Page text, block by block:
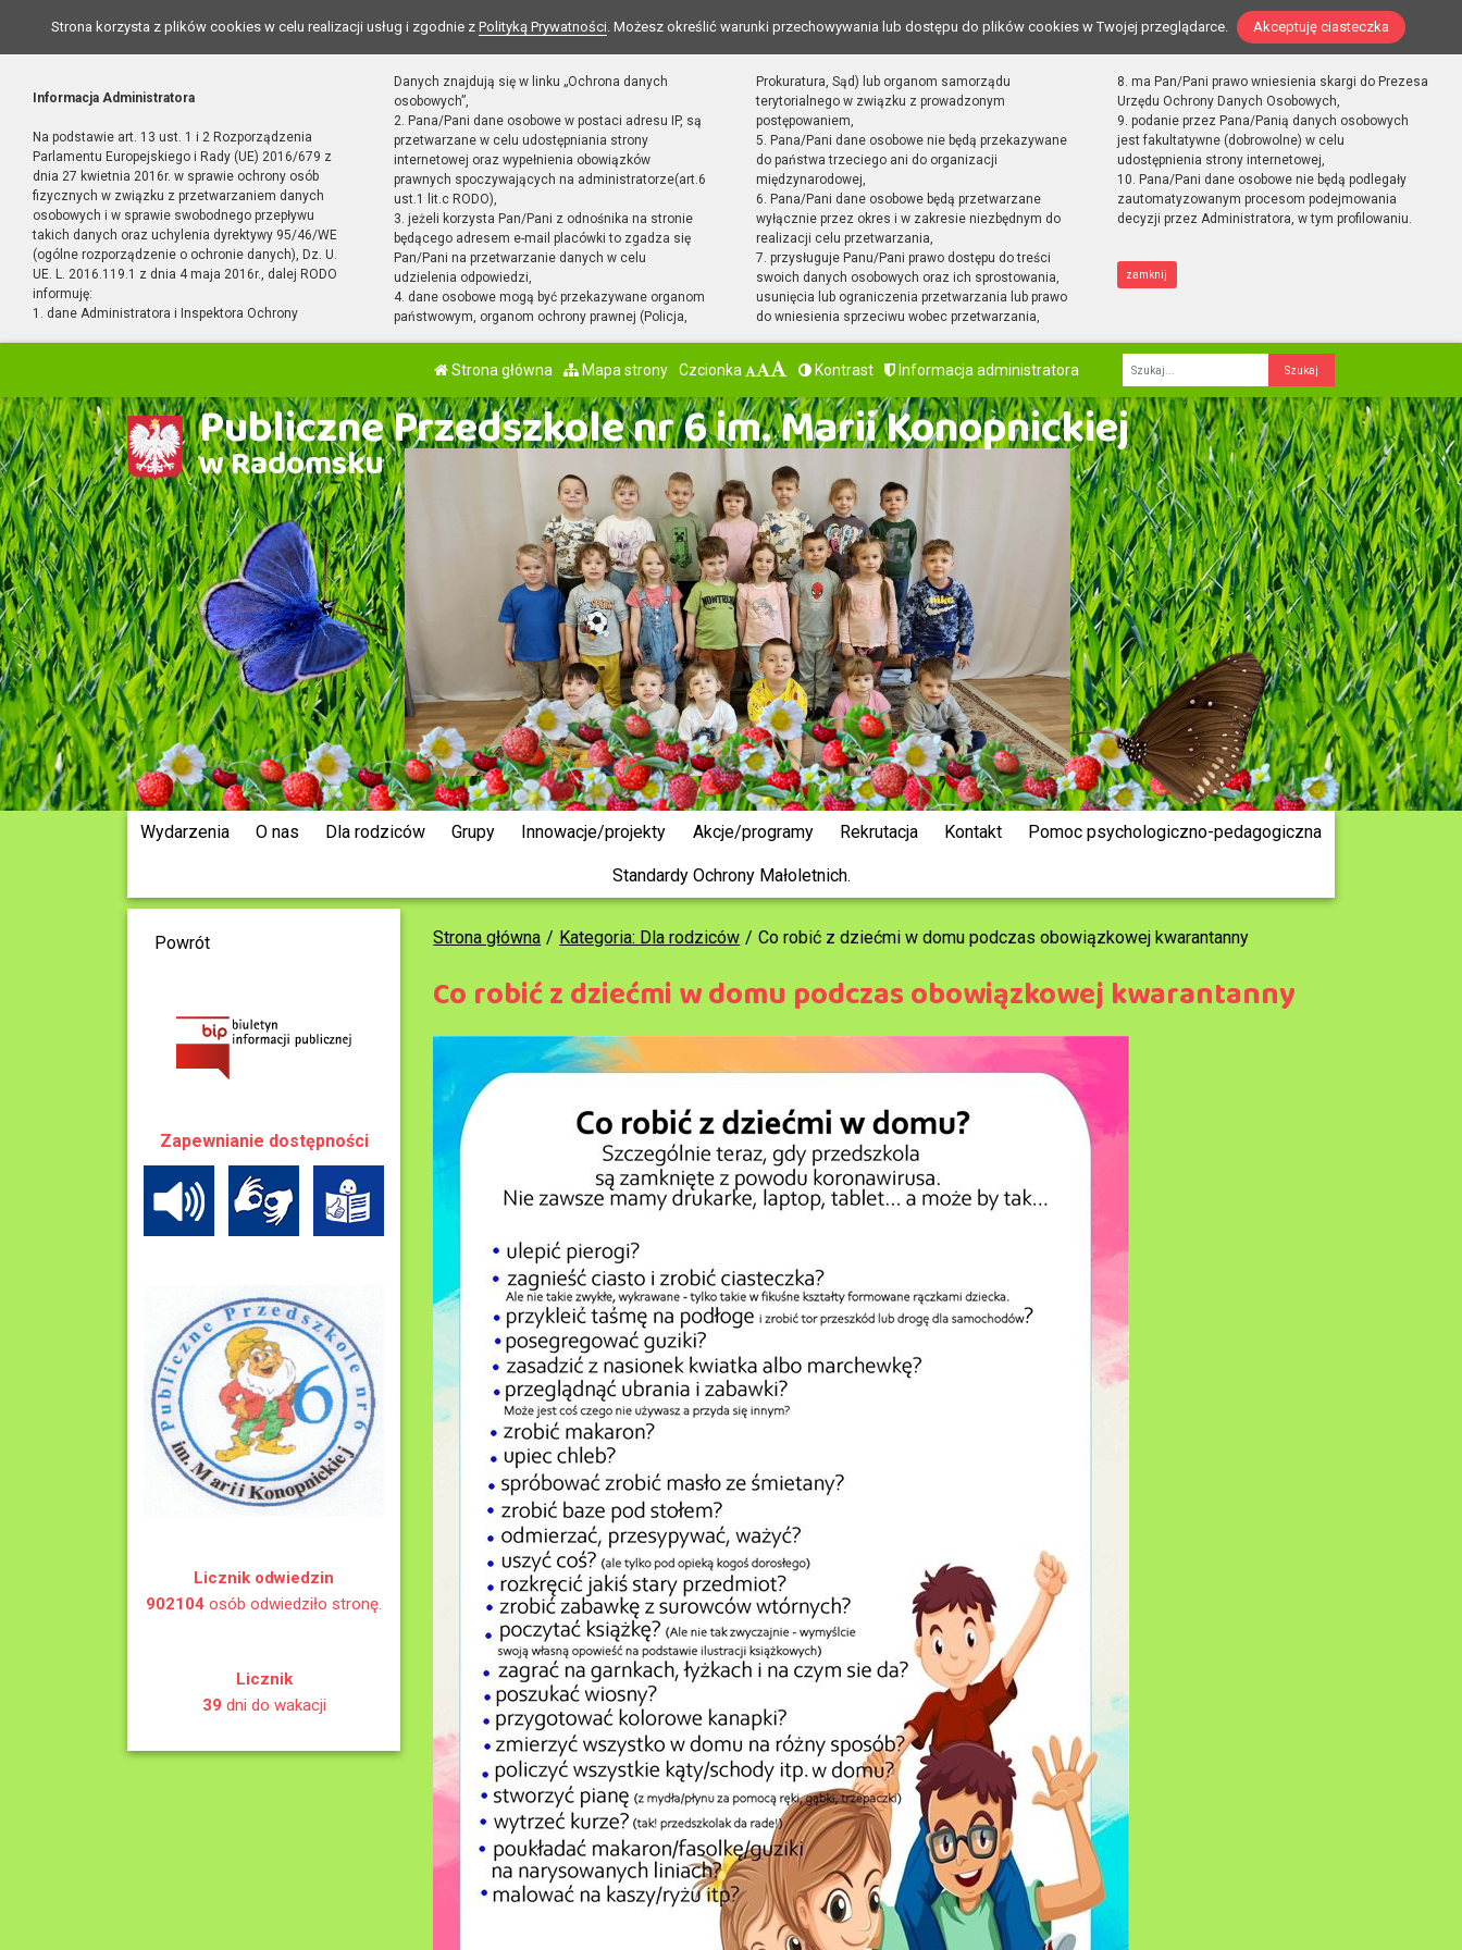
Strona korzysta z plików cookies w celu realizacji usług i zgodnie z Polityką Prywatności. Możesz określić warunki przechowywania lub dostępu do plików cookies w Twojej przeglądarce. Akceptuję ciasteczka
Informacja Administratora
Na podstawie art. 13 ust. 1 i 2 Rozporządzenia
Parlamentu Europejskiego i Rady (UE) 2016/679 z
dnia 27 kwietnia 2016r. w sprawie ochrony osób
fizycznych w związku z przetwarzaniem danych
osobowych i w sprawie swobodnego przepływu
takich danych oraz uchylenia dyrektywy 95/46/WE
(ogólne rozporządzenie o ochronie danych), Dz. U.
UE. L. 2016.119.1 z dnia 4 maja 2016r., dalej RODO
informuję:
1. dane Administratora i Inspektora Ochrony
Danych znajdują się w linku „Ochrona danych
osobowych”,
2. Pana/Pani dane osobowe w postaci adresu IP, są
przetwarzane w celu udostępniania strony
internetowej oraz wypełnienia obowiązków
prawnych spoczywających na administratorze(art.6
ust.1 lit.c RODO),
3. jeżeli korzysta Pan/Pani z odnośnika na stronie
będącego adresem e-mail placówki to zgadza się
Pan/Pani na przetwarzanie danych w celu
udzielenia odpowiedzi,
4. dane osobowe mogą być przekazywane organom
państwowym, organom ochrony prawnej (Policja,
Prokuratura, Sąd) lub organom samorządu
terytorialnego w związku z prowadzonym
postępowaniem,
5. Pana/Pani dane osobowe nie będą przekazywane
do państwa trzeciego ani do organizacji
międzynarodowej,
6. Pana/Pani dane osobowe będą przetwarzane
wyłącznie przez okres i w zakresie niezbędnym do
realizacji celu przetwarzania,
7. przysługuje Panu/Pani prawo dostępu do treści
swoich danych osobowych oraz ich sprostowania,
usunięcia lub ograniczenia przetwarzania lub prawo
do wniesienia sprzeciwu wobec przetwarzania,
8. ma Pan/Pani prawo wniesienia skargi do Prezesa
Urzędu Ochrony Danych Osobowych,
9. podanie przez Pana/Panią danych osobowych
jest fakultatywne (dobrowolne) w celu
udostępnienia strony internetowej,
10. Pana/Pani dane osobowe nie będą podlegały
zautomatyzowanym procesom podejmowania
decyzji przez Administratora, w tym profilowaniu.
zamknij
Strona główna Mapa strony Czcionka Kontrast Informacja administratora
Fraza
Publiczne Przedszkole nr 6 im. Marii Konopnickiej
w Radomsku
Wydarzenia O nas Dla rodziców Grupy Innowacje/projekty Akcje/programy Rekrutacja Kontakt Pomoc psychologiczno-pedagogiczna
Standardy Ochrony Małoletnich.
Strona główna Kategoria: Dla rodziców Co robić z dziećmi w domu podczas obowiązkowej kwarantanny
Co robić z dziećmi w domu podczas obowiązkowej kwarantanny
Powrót
Zapewnianie dostępności
Licznik odwiedzin
902104 osób odwiedziło stronę.
Licznik
39 dni do wakacji